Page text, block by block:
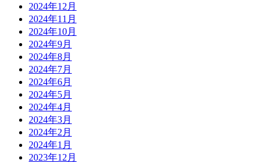
2024年12月
2024年11月
2024年10月
2024年9月
2024年8月
2024年7月
2024年6月
2024年5月
2024年4月
2024年3月
2024年2月
2024年1月
2023年12月